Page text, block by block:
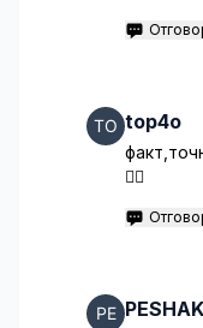
top4o
🤦‍♂️